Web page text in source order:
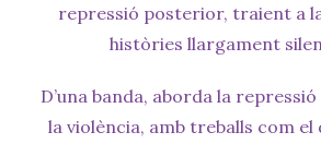
repressió posterior, traient a
històries llargament
D’una banda, aborda la
la violència, amb treballs com el